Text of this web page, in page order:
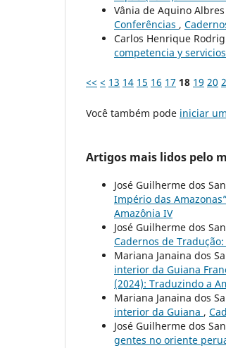
Vânia de Aquino
Conferências ,
Carlos Henrique
competencia y
<< < 13 14 15 16 17 18 19 20
Você também pode iniciar
Artigos mais lidos pelo
José Guilherme dos
Império das
Amazônia IV
José Guilherme dos
Cadernos de
Mariana Janaina dos
interior da Guiana
(2024): Traduzindo a
Mariana Janaina dos
interior da Guiana ,
José Guilherme dos
gentes no oriente